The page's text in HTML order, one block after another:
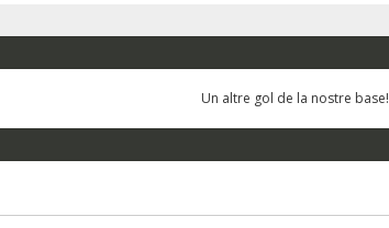
Un altre gol de la nostre base!